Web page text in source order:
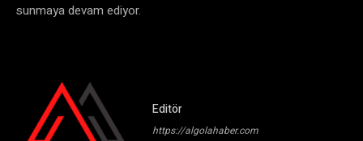
sunmaya devam ediyor.
Editör
https://algolahaber.com